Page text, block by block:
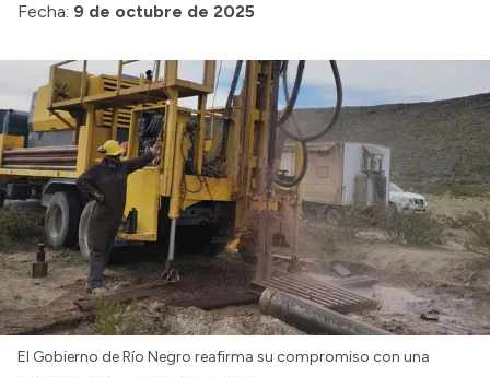
Login
Fecha: 9 de octubre de 2025
El Gobierno de Río Negro reafirma su compromiso con una